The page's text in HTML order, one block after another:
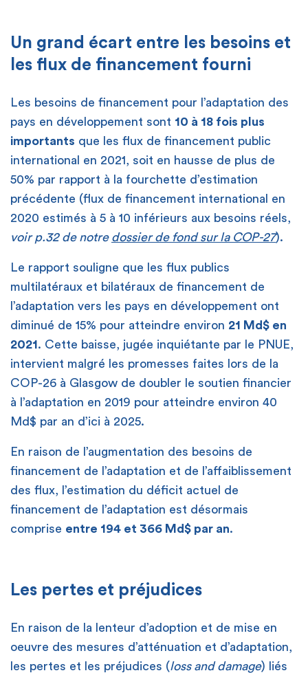
Un grand écart entre les besoins et
les flux de financement fourni
Les besoins de financement pour l’adaptation des
pays en développement sont 10 à 18 fois plus
importants que les flux de financement public
international en 2021, soit en hausse de plus de
50% par rapport à la fourchette d’estimation
précédente (flux de financement international en
2020 estimés à 5 à 10 inférieurs aux besoins réels,
voir p.32 de notre dossier de fond sur la COP-27).
Le rapport souligne que les flux publics
multilatéraux et bilatéraux de financement de
l’adaptation vers les pays en développement ont
diminué de 15% pour atteindre environ 21 Md$ en
2021. Cette baisse, jugée inquiétante par le PNUE,
intervient malgré les promesses faites lors de la
COP-26 à Glasgow de doubler le soutien financier
à l’adaptation en 2019 pour atteindre environ 40
Md$ par an d’ici à 2025.
En raison de l’augmentation des besoins de
financement de l’adaptation et de l’affaiblissement
des flux, l’estimation du déficit actuel de
financement de l’adaptation est désormais
comprise entre 194 et 366 Md$ par an.
Les pertes et préjudices
En raison de la lenteur d’adoption et de mise en
oeuvre des mesures d’atténuation et d’adaptation,
les pertes et les préjudices (loss and damage) liés